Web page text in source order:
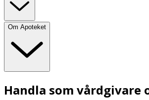
Om Apoteket
Handla som vårdgivare